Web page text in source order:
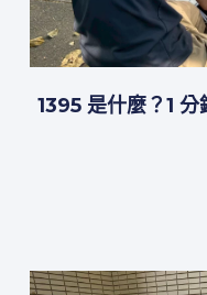
1395 是什麼？1